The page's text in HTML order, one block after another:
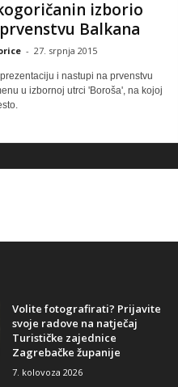
izborio
Balkana
- 27. srpnja 2015
i nastupi na prvenstvu
u izbornoj utrci 'Boroša', na kojoj
Volite fotografirati? Prijavite
svoje radove na natječaj
Turističke zajednice
Zagrebačke županije
7. kolovoza 2026